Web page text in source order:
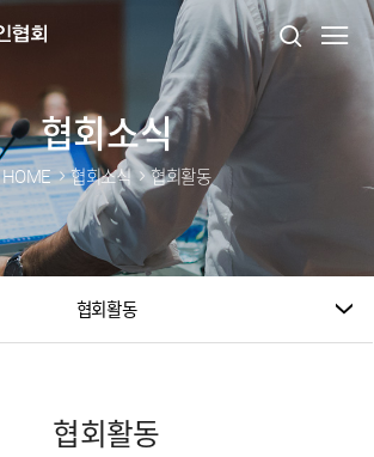
협회소식
HOME 협회소식 협회활동
협회활동
협회활동